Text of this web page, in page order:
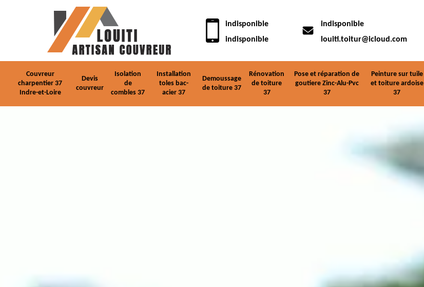
indisponible
indisponible
indisponible
louiti.toitur@icloud.com
Couvreur
charpentier 37
Indre-et-Loire
Devis
couvreur
Isolation
de
combles 37
Installation
toles bac-
acier 37
Demoussage
de toiture 37
Rénovation
de toiture
37
Pose et réparation de
goutiere Zinc-Alu-Pvc
37
Peinture sur tuile
et toiture ardoise
37